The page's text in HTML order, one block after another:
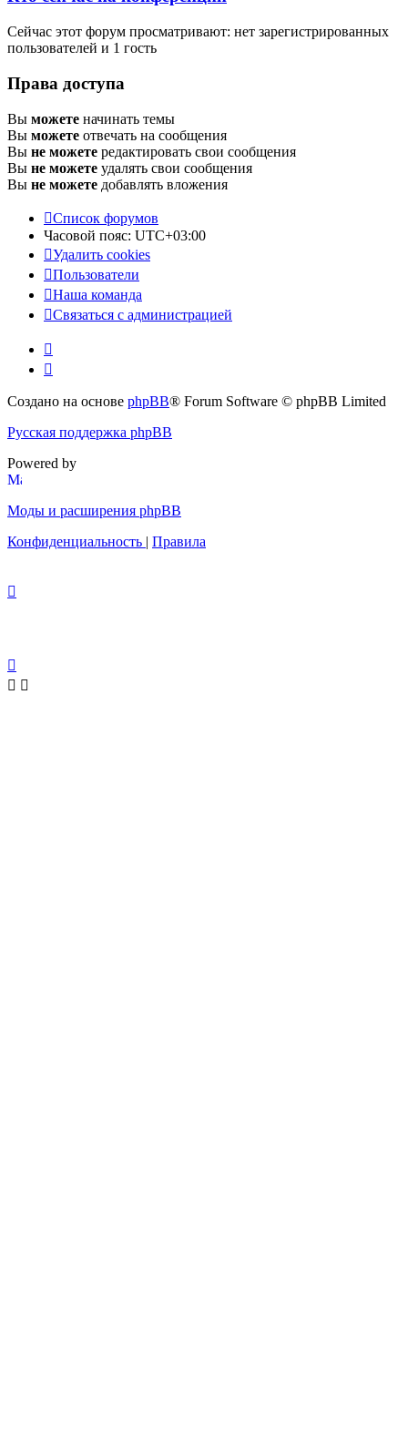
Сейчас этот форум просматривают: нет зарегистрированных
пользователей и 1 гость
Права доступа
Вы можете начинать темы
Вы можете отвечать на сообщения
Вы не можете редактировать свои сообщения
Вы не можете удалять свои сообщения
Вы не можете добавлять вложения
Список форумов
Часовой пояс: UTC+03:00
Удалить cookies
Пользователи
Наша команда
Связаться с администрацией
Создано на основе phpBB® Forum Software © phpBB Limited
Русская поддержка phpBB
Powered by
Моды и расширения phpBB
Конфиденциальность | Правила